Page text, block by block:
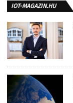
IOT-MAGAZIN.HU